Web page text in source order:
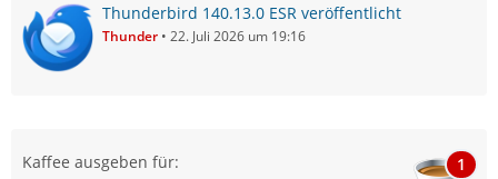
Thunderbird 140.13.0 ESR veröffentlicht
Thunder 22. Juli 2026 um 19:16
Kaffee ausgeben für: 1